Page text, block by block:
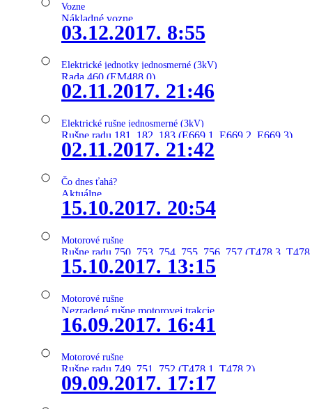
Vozne
Nákladné vozne
03.12.2017. 8:55
Elektrické jednotky jednosmerné (3kV)
Rada 460 (EM488.0)
02.11.2017. 21:46
Elektrické rušne jednosmerné (3kV)
Rušne radu 181, 182, 183 (E669.1, E669.2, E669.3)
02.11.2017. 21:42
Čo dnes ťahá?
Aktuálne
15.10.2017. 20:54
Motorové rušne
Rušne radu 750, 753, 754, 755, 756, 757 (T478.3,
15.10.2017. 13:15
Motorové rušne
Nezradené rušne motorovej trakcie
16.09.2017. 16:41
Motorové rušne
Rušne radu 749, 751, 752 (T478.1, T478.2)
09.09.2017. 17:17